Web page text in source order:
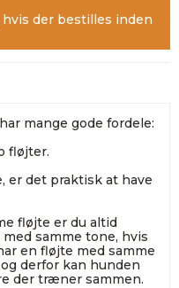
der bestilles inden
mange gode fordele:
fløjter.
er det praktisk at have
fløjte er du altid
samme tone, hvis
en fløjte med samme
derfor kan hunden
der træner sammen.